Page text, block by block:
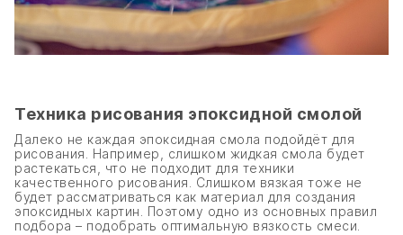
Техника рисования эпоксидной смолой
Далеко не каждая эпоксидная смола подойдёт для
рисования. Например, слишком жидкая смола будет
растекаться, что не подходит для техники
качественного рисования. Слишком вязкая тоже не
будет рассматриваться как материал для создания
эпоксидных картин. Поэтому одно из основных правил
подбора – подобрать оптимальную вязкость смеси.